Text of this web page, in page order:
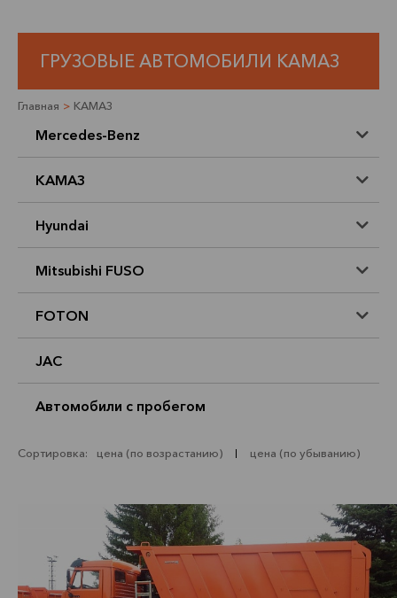
ГРУЗОВЫЕ АВТОМОБИЛИ КАМАЗ
Главная > КАМАЗ
Mercedes-Benz
КАМАЗ
Hyundai
Mitsubishi FUSO
FOTON
JAC
Автомобили с пробегом
Сортировка: цена (по возрастанию) цена (по убыванию)